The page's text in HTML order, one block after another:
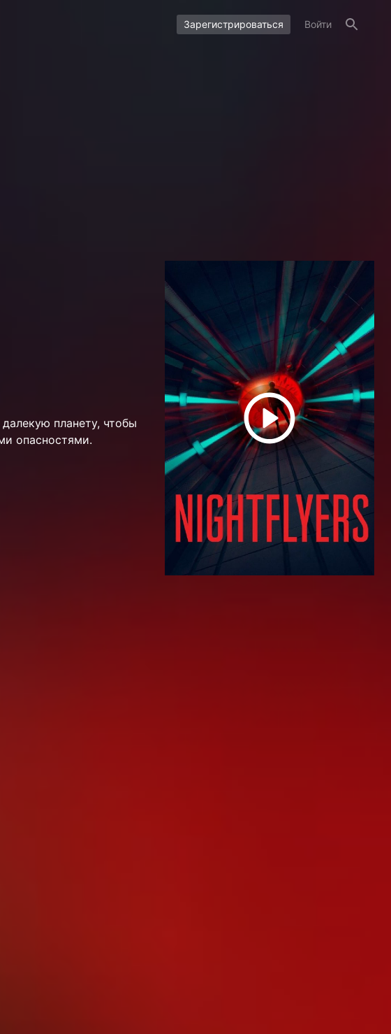
Зарегистрироваться Войти
планету, чтобы
опасностями.